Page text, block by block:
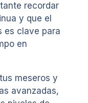
recordar
y que el
es clave para
en
meseros y
avanzadas,